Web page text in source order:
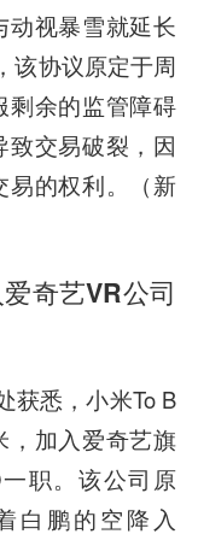
动视暴雪就延长
该协议原定于周
剩余的监管障碍
交易破裂，因
易的权利。（新
奇艺VR公司
获悉，小米To B
，加入爱奇艺旗
职。该公司原
白鹏的空降入